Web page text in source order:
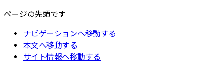
ページの先頭です
ナビゲーションへ移動する
本文へ移動する
サイト情報へ移動する